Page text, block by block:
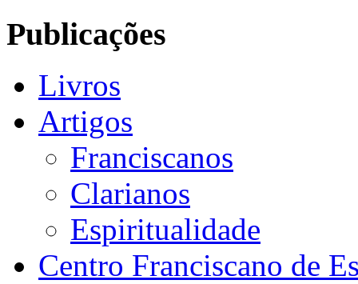
Publicações
Livros
Artigos
Franciscanos
Clarianos
Espiritualidade
Centro Franciscano de